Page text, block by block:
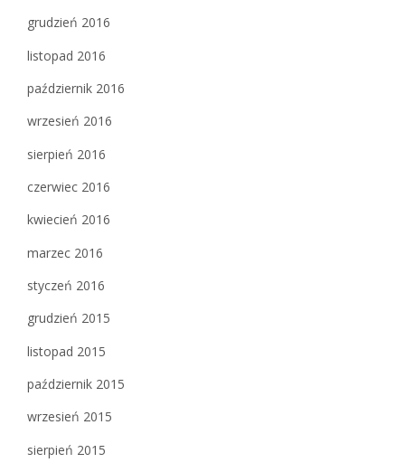
grudzień 2016
listopad 2016
październik 2016
wrzesień 2016
sierpień 2016
czerwiec 2016
kwiecień 2016
marzec 2016
styczeń 2016
grudzień 2015
listopad 2015
październik 2015
wrzesień 2015
sierpień 2015